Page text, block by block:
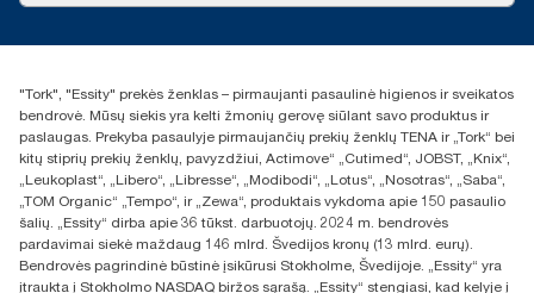
+370 5 268 3455
UAB Essity Lithuania
Naugarduko g. 98
LT-03160 Vilnius, Lietuva
"Tork", "Essity" prekės ženklas – pirmaujanti pasaulinė higienos ir sveikatos
bendrovė. Mūsų siekis yra kelti žmonių gerovę siūlant savo produktus ir
paslaugas. Prekyba pasaulyje pirmaujančių prekių ženklų TENA ir „Tork“ bei
kitų stiprių prekių ženklų, pavyzdžiui, Actimove“ „Cutimed“, JOBST, „Knix“,
„Leukoplast“, „Libero“, „Libresse“, „Modibodi“, „Lotus“, „Nosotras“, „Saba“,
„TOM Organic“ „Tempo“, ir „Zewa“, produktais vykdoma apie 150 pasaulio
šalių. „Essity“ dirba apie 36 tūkst. darbuotojų. 2024 m. bendrovės
pardavimai siekė maždaug 146 mlrd. Švedijos kronų (13 mlrd. eurų).
Bendrovės pagrindinė būstinė įsikūrusi Stokholme, Švedijoje. „Essity“ yra
įtraukta į Stokholmo NASDAQ biržos sąrašą. „Essity“ stengiasi, kad kelyje į